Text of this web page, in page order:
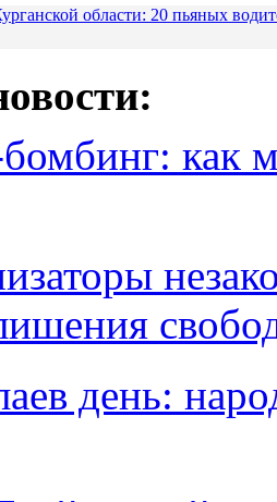
области: 20 пьяных
как
день: